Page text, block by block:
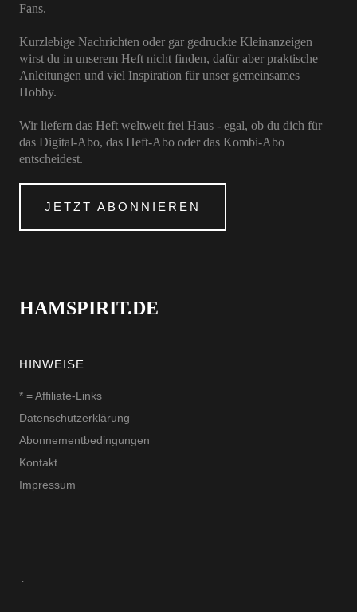
Fans.
Kurzlebige Nachrichten oder gar gedruckte Kleinanzeigen
wirst du in unserem Heft nicht finden, dafür aber praktische
Anleitungen und viel Inspiration für unser gemeinsames
Hobby.
Wir liefern das Heft weltweit frei Haus - egal, ob du dich für
das Digital-Abo, das Heft-Abo oder das Kombi-Abo
entscheidest.
JETZT ABONNIEREN
HAMSPIRIT.DE
HINWEISE
* = Affiliate-Links
Datenschutzerklärung
Abonnementbedingungen
Kontakt
Impressum